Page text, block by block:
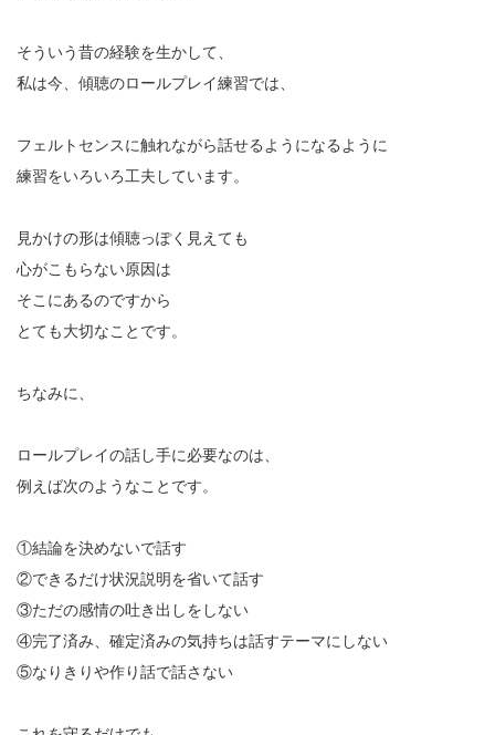
そういう昔の経験を生かして、
私は今、傾聴のロールプレイ練習では、
フェルトセンスに触れながら話せるようになるように
練習をいろいろ工夫しています。
見かけの形は傾聴っぽく見えても
心がこもらない原因は
そこにあるのですから
とても大切なことです。
ちなみに、
ロールプレイの話し手に必要なのは、
例えば次のようなことです。
①結論を決めないで話す
②できるだけ状況説明を省いて話す
③ただの感情の吐き出しをしない
④完了済み、確定済みの気持ちは話すテーマにしない
⑤なりきりや作り話で話さない